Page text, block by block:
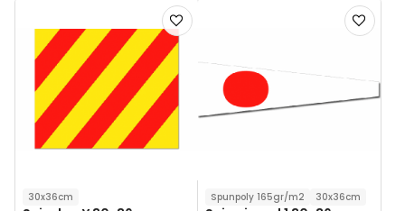
Voeg
toe
aan
verlanglijst
30x36cm
Voeg
toe
Spunpoly 165gr/m2 30x36cm